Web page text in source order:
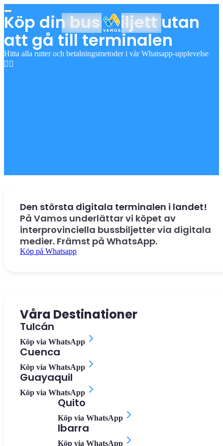
Köp din bussbiljett utan
att gå till terminalen
Hitta alla rutter och betalningsmetoder i vår Whatsapp-upplevelse
👇🏻
Den största digitala terminalen i landet!
På Vamos underlättar vi köpet av
interprovinciella bussbiljetter via digitala
medier. Främst på WhatsApp.
Köp på Whatsapp
Våra Destinationer
Tulcán
Köp via WhatsApp
Cuenca
Köp via WhatsApp
Guayaquil
Köp via WhatsApp
Quito
Köp via WhatsApp
Ibarra
Köp via WhatsApp